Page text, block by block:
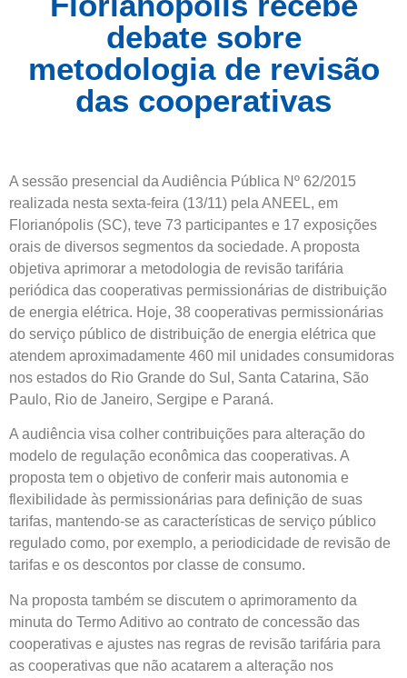
debate sobre
metodologia de revisão
das cooperativas
A sessão presencial da Audiência Pública Nº 62/2015
realizada nesta sexta-feira (13/11) pela ANEEL, em
Florianópolis (SC), teve 73 participantes e 17 exposições
orais de diversos segmentos da sociedade. A proposta
objetiva aprimorar a metodologia de revisão tarifária
periódica das cooperativas permissionárias de distribuição
de energia elétrica. Hoje, 38 cooperativas permissionárias
do serviço público de distribuição de energia elétrica que
atendem aproximadamente 460 mil unidades consumidoras
nos estados do Rio Grande do Sul, Santa Catarina, São
Paulo, Rio de Janeiro, Sergipe e Paraná.
A audiência visa colher contribuições para alteração do
modelo de regulação econômica das cooperativas. A
proposta tem o objetivo de conferir mais autonomia e
flexibilidade às permissionárias para definição de suas
tarifas, mantendo-se as características de serviço público
regulado como, por exemplo, a periodicidade de revisão de
tarifas e os descontos por classe de consumo.
Na proposta também se discutem o aprimoramento da
minuta do Termo Aditivo ao contrato de concessão das
cooperativas e ajustes nas regras de revisão tarifária para
as cooperativas que não acatarem a alteração nos